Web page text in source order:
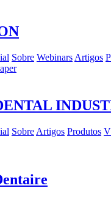
Sobre Webinars Artigos
Sobre Artigos Produtos